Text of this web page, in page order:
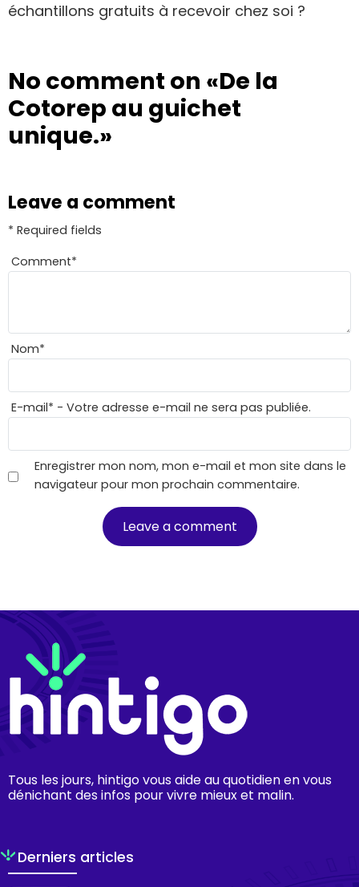
échantillons gratuits à recevoir chez soi ?
No comment on «De la
Cotorep au guichet
unique.»
Leave a comment
* Required fields
Comment*
Nom*
E-mail* - Votre adresse e-mail ne sera pas publiée.
Enregistrer mon nom, mon e-mail et mon site dans le
navigateur pour mon prochain commentaire.
Tous les jours, hintigo vous aide au quotidien en vous
dénichant des infos pour vivre mieux et malin.
Derniers articles